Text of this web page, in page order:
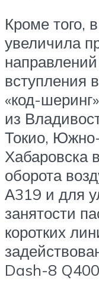
Кроме того,
увеличила
вступления
«код-
из
Токио,
Хабаровска
оборота
А319 и для
занятости
коротких
Dash-8